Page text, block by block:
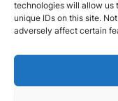
technologies will allow us
unique IDs on this site.
adversely affect certain
महिला